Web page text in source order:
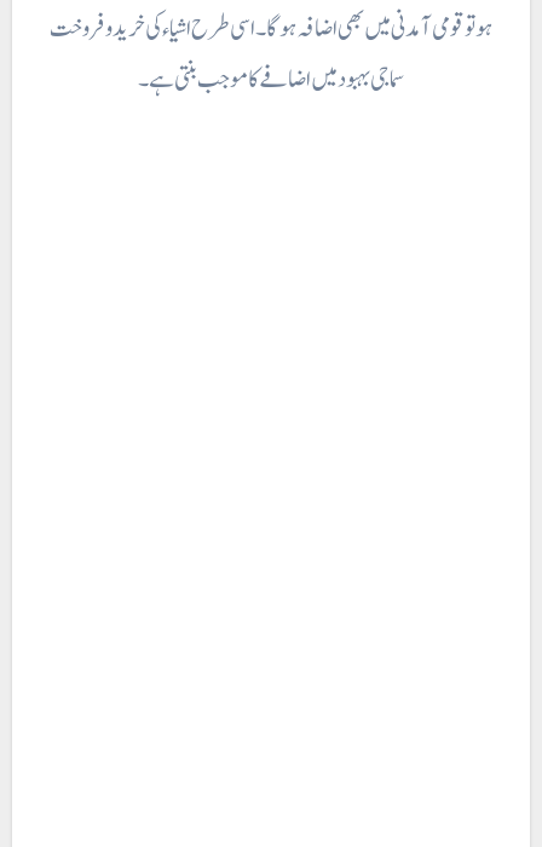
ہو تو قومی آمدنی میں بھی اضافہ ہوگا۔ اسی طرح اشیاء کی خرید و فروخت
سماجی بہبود میں اضافے کا موجب بنتی ہے۔